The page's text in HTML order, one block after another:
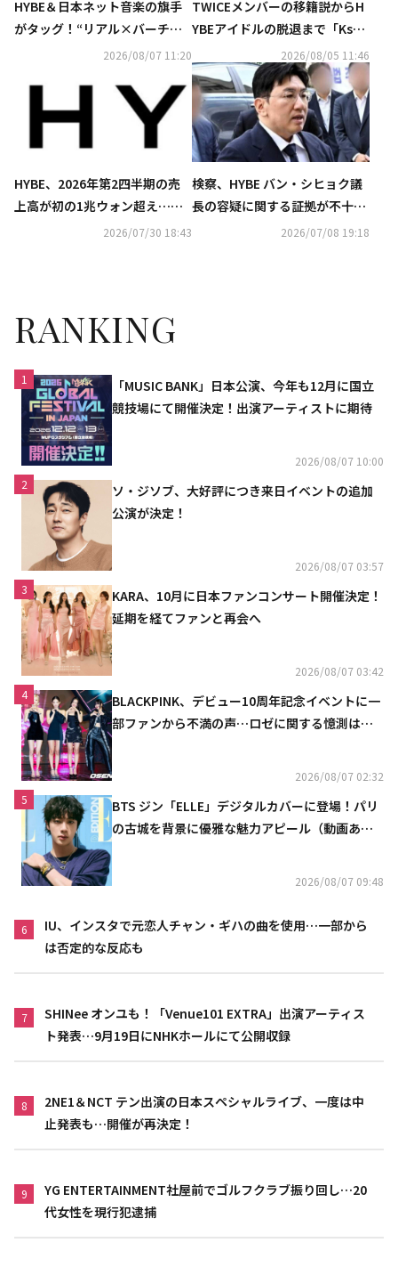
HYBE＆日本ネット音楽の旗手
がタッグ！“リアル×バーチャ
ル日韓グループ”Girls Archive
画主題歌に異例の大抜擢
2026/08/07 11:20
TWICEメンバーの移籍説からH
YBEアイドルの脱退まで「Kstyl
e 7月の記事ランキングTOP5」
を発表
2026/08/05 11:46
HYBE、2026年第2四半期の売
上高が初の1兆ウォン超え…営
業利益も過去最高を記録
2026/07/30 18:43
検察、HYBE バン・シヒョク議
長の容疑に関する証拠が不十分
と判断…警察に別の容疑適用を
2026/07/08 19:18
RANKING
1
「MUSIC BANK」日本公演、今年も12月に国立
競技場にて開催決定！出演アーティストに期待
2026/08/07 10:00
2
ソ・ジソブ、大好評につき来日イベントの追加
公演が決定！
2026/08/07 03:57
3
KARA、10月に日本ファンコンサート開催決定！
延期を経てファンと再会へ
2026/08/07 03:42
4
BLACKPINK、デビュー10周年記念イベントに一
部ファンから不満の声…ロゼに関する憶測は否
2026/08/07 02:32
5
BTS ジン「ELLE」デジタルカバーに登場！パリ
の古城を背景に優雅な魅力アピール（動画あ
2026/08/07 09:48
6
IU、インスタで元恋人チャン・ギハの曲を使用…一部から
は否定的な反応も
7
SHINee オンユも！「Venue101 EXTRA」出演アーティス
ト発表…9月19日にNHKホールにて公開収録
8
2NE1＆NCT テン出演の日本スペシャルライブ、一度は中
止発表も…開催が再決定！
9
YG ENTERTAINMENT社屋前でゴルフクラブ振り回し…20
代女性を現行犯逮捕